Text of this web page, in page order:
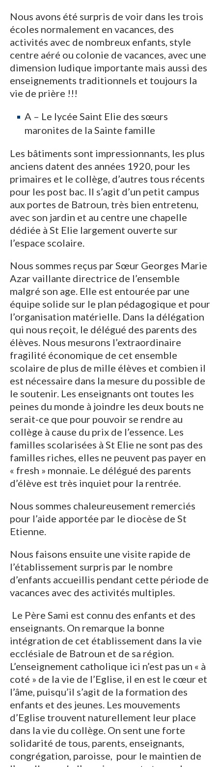
Nous avons été surpris de voir dans les trois
écoles normalement en vacances, des
activités avec de nombreux enfants, style
centre aéré ou colonie de vacances, avec une
dimension ludique importante mais aussi des
enseignements traditionnels et toujours la
vie de prière !!!
A – Le lycée Saint Elie des sœurs
maronites de la Sainte famille
Les bâtiments sont impressionnants, les plus
anciens datent des années 1920, pour les
primaires et le collège, d’autres tous récents
pour les post bac. Il s’agit d’un petit campus
aux portes de Batroun, très bien entretenu,
avec son jardin et au centre une chapelle
dédiée à St Elie largement ouverte sur
l’espace scolaire.
Nous sommes reçus par Sœur Georges Marie
Azar vaillante directrice de l’ensemble
malgré son age. Elle est entourée par une
équipe solide sur le plan pédagogique et pour
l’organisation matérielle. Dans la délégation
qui nous reçoit, le délégué des parents des
élèves. Nous mesurons l’extraordinaire
fragilité économique de cet ensemble
scolaire de plus de mille élèves et combien il
est nécessaire dans la mesure du possible de
le soutenir. Les enseignants ont toutes les
peines du monde à joindre les deux bouts ne
serait-ce que pour pouvoir se rendre au
collège à cause du prix de l’essence. Les
familles scolarisées à St Elie ne sont pas des
familles riches, elles ne peuvent pas payer en
« fresh » monnaie. Le délégué des parents
d’élève est très inquiet pour la rentrée.
Nous sommes chaleureusement remerciés
pour l’aide apportée par le diocèse de St
Etienne.
Nous faisons ensuite une visite rapide de
l’établissement surpris par le nombre
d’enfants accueillis pendant cette période de
vacances avec des activités multiples.
Le Père Sami est connu des enfants et des
enseignants. On remarque la bonne
intégration de cet établissement dans la vie
ecclésiale de Batroun et de sa région.
L’enseignement catholique ici n’est pas un « à
coté » de la vie de l’Eglise, il en est le cœur et
l’âme, puisqu’il s’agit de la formation des
enfants et des jeunes. Les mouvements
d’Eglise trouvent naturellement leur place
dans la vie du collège. On sent une forte
solidarité de tous, parents, enseignants,
congrégation, paroisse, pour le maintien de